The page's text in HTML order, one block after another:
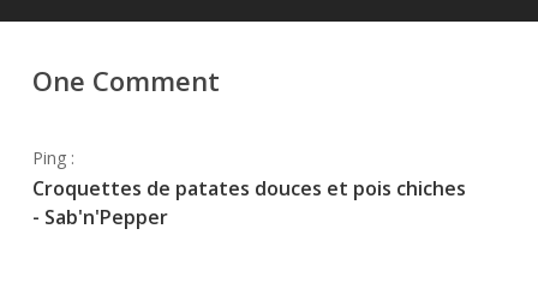
One Comment
Ping :
Croquettes de patates douces et pois chiches
- Sab'n'Pepper